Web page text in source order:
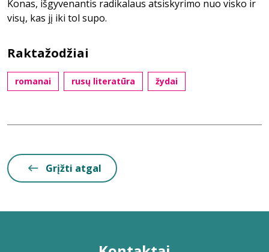
Konas, išgyvenantis radikalaus atsiskyrimo nuo visko ir
visų, kas jį iki tol supo.
Raktažodžiai
romanai rusų literatūra žydai
Grįžti atgal